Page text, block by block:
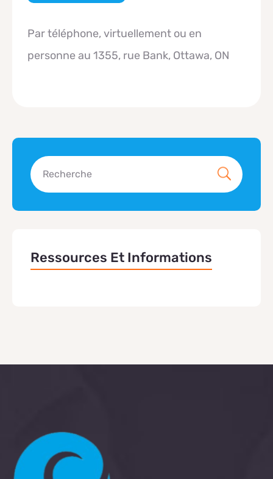
Par téléphone, virtuellement ou en
personne au 1355, rue Bank, Ottawa, ON
Ressources Et Informations